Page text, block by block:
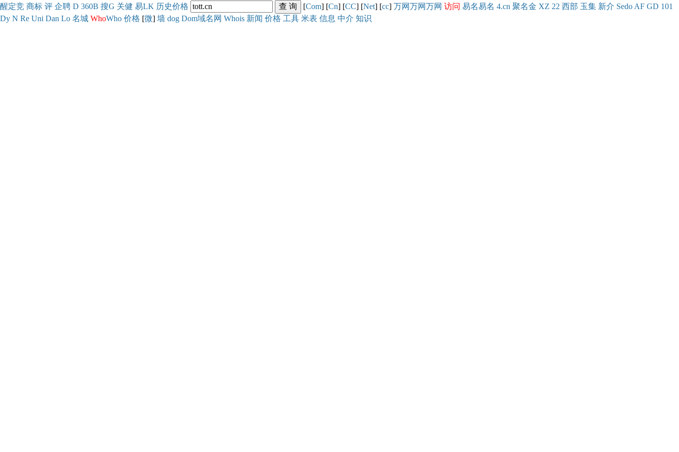
醒定竞 商标 评 企聘 D 360B 搜G 关健 易LK 历史价格 [Com] [Cn] [CC] [Net] [cc] 万网万网万网 访问 易名易名 4.cn 聚名金 XZ 22 西部 玉集 新介 Sedo AF GD 101
Dy N Re Uni Dan Lo 名城 WhoWho 价格 [微] 墙 dog Dom域名网 Whois 新闻 价格 工具 米表 信息 中介 知识